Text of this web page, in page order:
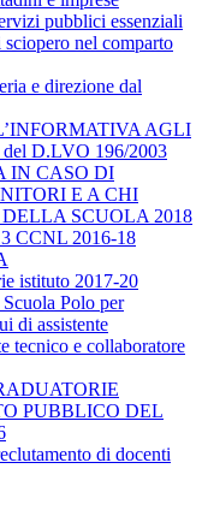
pubblici essenziali
nel comparto
e direzione dal
AGLI
D.LVO 196/2003
IN CASO DI
E A CHI
SCUOLA 2018
CCNL 2016-18
istituto 2017-20
Polo per
di assistente
tecnico e collaboratore
PUBBLICO DEL
di docenti